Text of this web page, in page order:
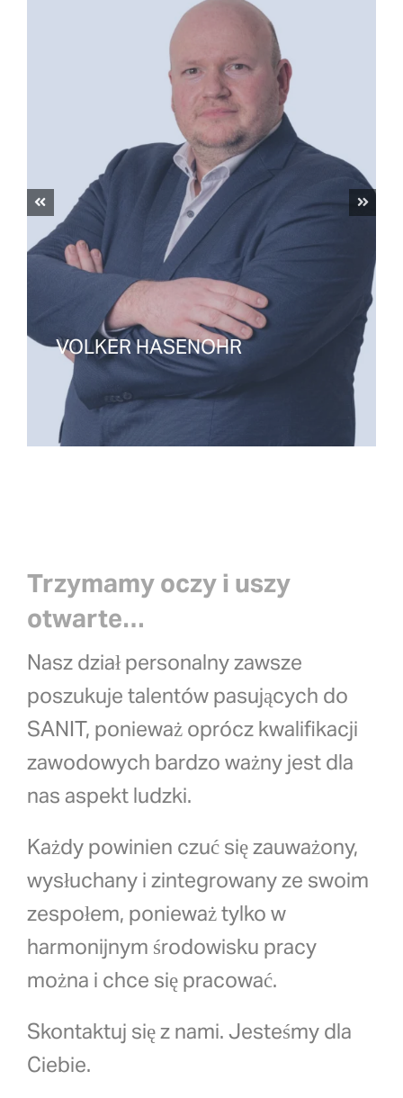
VOLKER HASENOHR
Trzymamy oczy i uszy
otwarte…
Nasz dział personalny zawsze
poszukuje talentów pasujących do
SANIT, ponieważ oprócz kwalifikacji
zawodowych bardzo ważny jest dla
nas aspekt ludzki.
Każdy powinien czuć się zauważony,
wysłuchany i zintegrowany ze swoim
zespołem, ponieważ tylko w
harmonijnym środowisku pracy
można i chce się pracować.
Skontaktuj się z nami. Jesteśmy dla
Ciebie.